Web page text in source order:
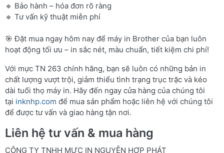
🔹 Bảo hành – hóa đơn rõ ràng
🔹 Tư vấn kỹ thuật miễn phí
🎯 Đặt mua ngay hôm nay để máy in Brother của bạn luôn
hoạt động tối ưu – in sắc nét, màu chuẩn, tiết kiệm chi phí!
Với mực TN 263 chính hãng, bạn sẽ luôn có những bản in
chất lượng vượt trội, giảm thiểu tình trạng trục trặc và kéo
dài tuổi thọ máy in. Hãy đến ngay cửa hàng của chúng tôi
tại inknhp.com để mua sản phẩm hoặc liên hệ với chúng tôi
để được tư vấn và giao hàng tận nơi.
Liên hệ tư vấn & mua hàng
CÔNG TY TNHH MỰC IN NGUYỄN HỢP PHÁT